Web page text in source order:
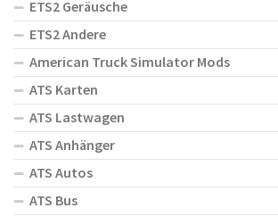
ETS2 Geräusche
ETS2 Andere
American Truck Simulator Mods
ATS Karten
ATS Lastwagen
ATS Anhänger
ATS Autos
ATS Bus